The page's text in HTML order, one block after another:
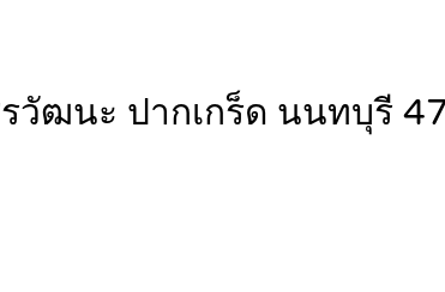
วัฒนะ ปากเกร็ด นนทบุรี